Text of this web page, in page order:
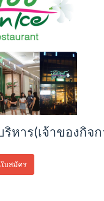
าร(เจ้าของกิจ
บสมัคร